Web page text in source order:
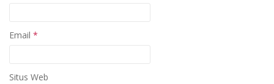
Email *
Situs Web